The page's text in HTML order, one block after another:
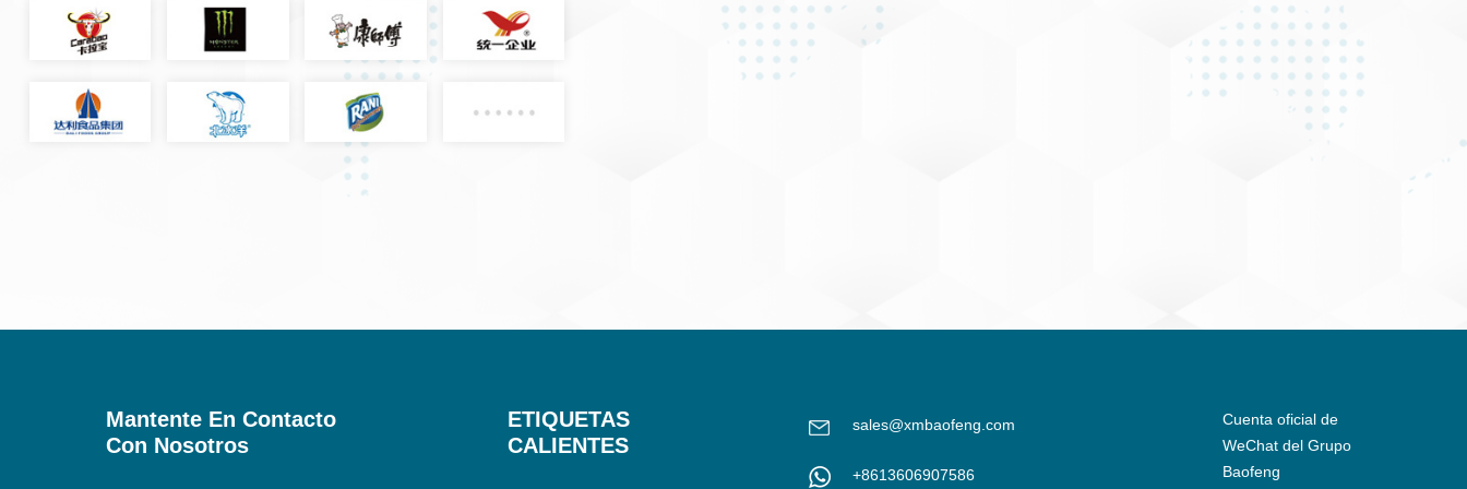
Mantente En Contacto
Con Nosotros
ETIQUETAS
CALIENTES
sales@xmbaofeng.com
+8613606907586
Cuenta oficial de
WeChat del Grupo
Baofeng